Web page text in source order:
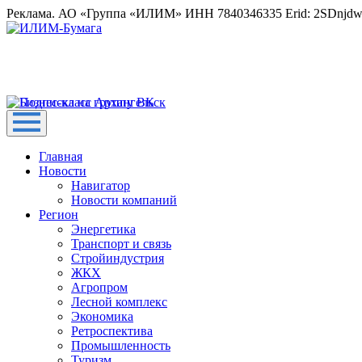
Реклама. АО «Группа «ИЛИМ» ИНН 7840346335 Erid:
Главная
Новости
Навигатор
Новости компаний
Регион
Энергетика
Транспорт и связь
Стройиндустрия
ЖКХ
Агропром
Лесной комплекс
Экономика
Ретроспектива
Промышленность